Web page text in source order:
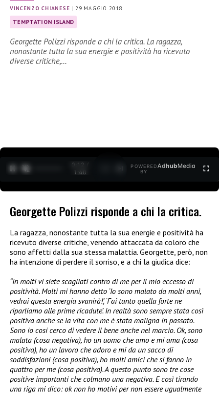
VINCENZO CHIANESE |29 MAGGIO 2018
TEMPTATION ISLAND
Georgette Polizzi risponde a chi la critica. La ragazza,
nonostante tutta la sua energie e positività ha ricevuto
diverse critiche,…
0:12 /
1:40
POWERED
BY
AdhubMedia
Georgette Polizzi risponde a chi la critica.
La ragazza, nonostante tutta la sua energie e positività ha
ricevuto diverse critiche, venendo attaccata da coloro che
sono affetti dalla sua stessa malattia. Georgette, però, non
ha intenzione di perdere il sorriso, e a chi la giudica dice:
“In molti vi siete scagliati contro di me per il mio eccesso di
positività. Molti mi hanno detto ‘Io sono malato da molti anni,
vedrai questa energia svanirà!’, ‘Fai tanto quella forte ne
riparliamo alle prime ricadute’. In realtà sono sempre stata così
positiva anche se la vita con me è stata maligna in passato.
Sono io cosi cerco di vedere il bene anche nel marcio. Ok, sono
malata (cosa negativa), ho un uomo che amo e mi ama (cosa
positiva), ho un lavoro che adoro e mi da un sacco di
soddisfazioni (cosa positiva), ho molti amici che si fanno in
quattro per me (cosa positiva). A questo punto sono tre cose
positive importanti che colmano una negativa. E così tirando
una riga mi dico: ok non ho motivi per non essere ugualmente